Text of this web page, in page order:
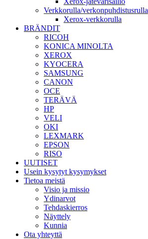
Verkkorulla/verkonpuhdistusrulla
Xerox-verkkorulla
BRÄNDIT
RICOH
KONICA MINOLTA
XEROX
KYOCERA
SAMSUNG
CANON
OCE
TERÄVÄ
HP
VELI
OKI
LEXMARK
EPSON
RISO
UUTISET
Usein kysytyt kysymykset
Tietoa meistä
Visio ja missio
Ydinarvot
Tehdaskierros
Näyttely
Kunnia
Ota yhteyttä